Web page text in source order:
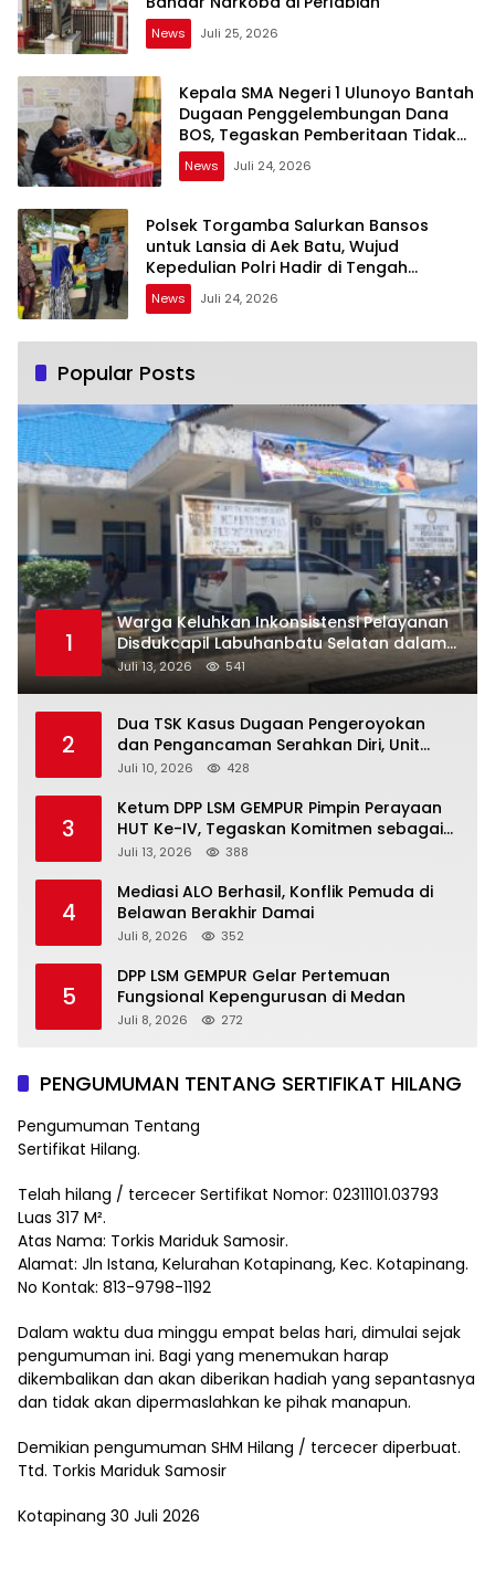
News Juli 25, 2026
Kepala SMA Negeri 1 Ulunoyo Bantah
Dugaan Penggelembungan Dana
BOS, Tegaskan Pemberitaan Tidak
Benar
News Juli 24, 2026
Polsek Torgamba Salurkan Bansos
untuk Lansia di Aek Batu, Wujud
Kepedulian Polri Hadir di Tengah
Masyarakat
News Juli 24, 2026
Popular Posts
1
Warga Keluhkan Inkonsistensi Pelayanan
Disdukcapil Labuhanbatu Selatan dalam
Pengurusan KK Rusak
Juli 13, 2026 541
2
Dua TSK Kasus Dugaan Pengeroyokan
dan Pengancaman Serahkan Diri, Unit
Reskrim Polsek Lolowau Tuntaskan
Juli 10, 2026 428
3
Ketum DPP LSM GEMPUR Pimpin Perayaan
HUT Ke-IV, Tegaskan Komitmen sebagai
Mitra Pemerintah dan Corong Aspirasi
Juli 13, 2026 388
4
Mediasi ALO Berhasil, Konflik Pemuda di
Belawan Berakhir Damai
Juli 8, 2026 352
5
DPP LSM GEMPUR Gelar Pertemuan
Fungsional Kepengurusan di Medan
Juli 8, 2026 272
PENGUMUMAN TENTANG SERTIFIKAT HILANG
Pengumuman Tentang
Sertifikat Hilang.
Telah hilang / tercecer Sertifikat Nomor: 02311101.03793
Luas 317 M².
Atas Nama: Torkis Mariduk Samosir.
Alamat: Jln Istana, Kelurahan Kotapinang, Kec. Kotapinang.
No Kontak: 813-9798-1192
Dalam waktu dua minggu empat belas hari, dimulai sejak
pengumuman ini. Bagi yang menemukan harap
dikembalikan dan akan diberikan hadiah yang sepantasnya
dan tidak akan dipermaslahkan ke pihak manapun.
Demikian pengumuman SHM Hilang / tercecer diperbuat.
Ttd. Torkis Mariduk Samosir
Kotapinang 30 Juli 2026